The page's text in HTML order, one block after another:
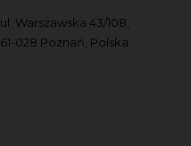
ul. Warszawska 43/108,
61-028 Poznań, Polska